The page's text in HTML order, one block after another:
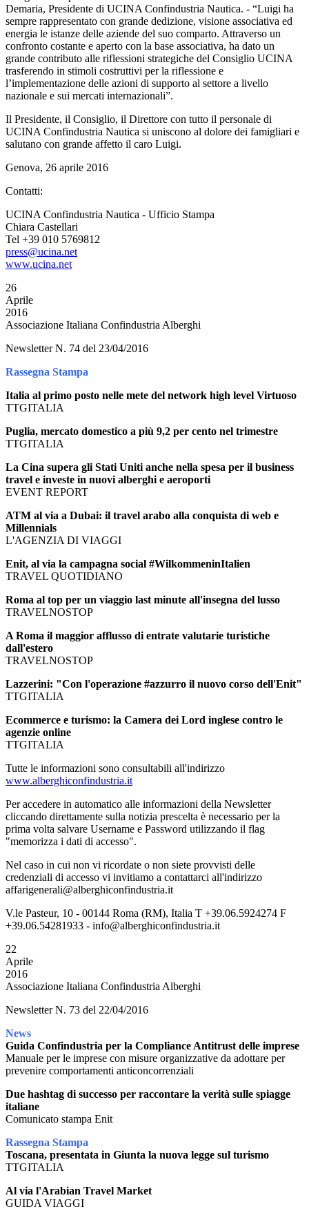
Demaria, Presidente di UCINA Confindustria Nautica. - “Luigi ha
sempre rappresentato con grande dedizione, visione associativa ed
energia le istanze delle aziende del suo comparto. Attraverso un
confronto costante e aperto con la base associativa, ha dato un
grande contributo alle riflessioni strategiche del Consiglio UCINA
trasferendo in stimoli costruttivi per la riflessione e
l’implementazione delle azioni di supporto al settore a livello
nazionale e sui mercati internazionali”.
Il Presidente, il Consiglio, il Direttore con tutto il personale di
UCINA Confindustria Nautica si uniscono al dolore dei famigliari e
salutano con grande affetto il caro Luigi.
Genova, 26 aprile 2016
Contatti:
UCINA Confindustria Nautica - Ufficio Stampa
Chiara Castellari
Tel +39 010 5769812
press@ucina.net
www.ucina.net
26
Aprile
2016
Associazione Italiana Confindustria Alberghi
Newsletter N. 74 del 23/04/2016
Rassegna Stampa
Italia al primo posto nelle mete del network high level Virtuoso
TTGITALIA
Puglia, mercato domestico a più 9,2 per cento nel trimestre
TTGITALIA
La Cina supera gli Stati Uniti anche nella spesa per il business
travel e investe in nuovi alberghi e aeroporti
EVENT REPORT
ATM al via a Dubai: il travel arabo alla conquista di web e
Millennials
L'AGENZIA DI VIAGGI
Enit, al via la campagna social #WilkommeninItalien
TRAVEL QUOTIDIANO
Roma al top per un viaggio last minute all'insegna del lusso
TRAVELNOSTOP
A Roma il maggior afflusso di entrate valutarie turistiche
dall'estero
TRAVELNOSTOP
Lazzerini: "Con l'operazione #azzurro il nuovo corso dell'Enit"
TTGITALIA
Ecommerce e turismo: la Camera dei Lord inglese contro le
agenzie online
TTGITALIA
Tutte le informazioni sono consultabili all'indirizzo
www.alberghiconfindustria.it
Per accedere in automatico alle informazioni della Newsletter
cliccando direttamente sulla notizia prescelta è necessario per la
prima volta salvare Username e Password utilizzando il flag
"memorizza i dati di accesso".
Nel caso in cui non vi ricordate o non siete provvisti delle
credenziali di accesso vi invitiamo a contattarci all'indirizzo
affarigenerali@alberghiconfindustria.it
V.le Pasteur, 10 - 00144 Roma (RM), Italia T +39.06.5924274 F
+39.06.54281933 - info@alberghiconfindustria.it
22
Aprile
2016
Associazione Italiana Confindustria Alberghi
Newsletter N. 73 del 22/04/2016
News
Guida Confindustria per la Compliance Antitrust delle imprese
Manuale per le imprese con misure organizzative da adottare per
prevenire comportamenti anticoncorrenziali
Due hashtag di successo per raccontare la verità sulle spiagge
italiane
Comunicato stampa Enit
Rassegna Stampa
Toscana, presentata in Giunta la nuova legge sul turismo
TTGITALIA
Al via l'Arabian Travel Market
GUIDA VIAGGI